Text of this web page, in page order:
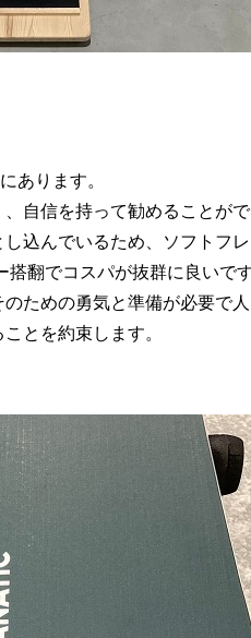
あります。
自信を持って勧めることがで
込んでいるため、ソフトフ
翻でコスパが抜群に良いです
ための勇気と準備が必要で
とを約束します。